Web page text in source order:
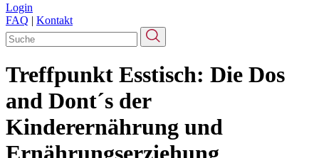
Login
FAQ | Kontakt
Treffpunkt Esstisch: Die Dos
and Dont´s der
Kinderernährung und